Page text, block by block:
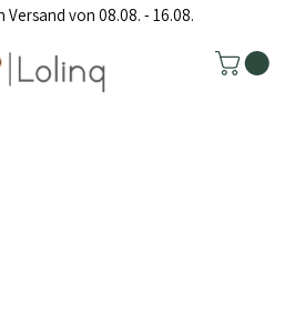
Versand von 08.08. - 16.08.